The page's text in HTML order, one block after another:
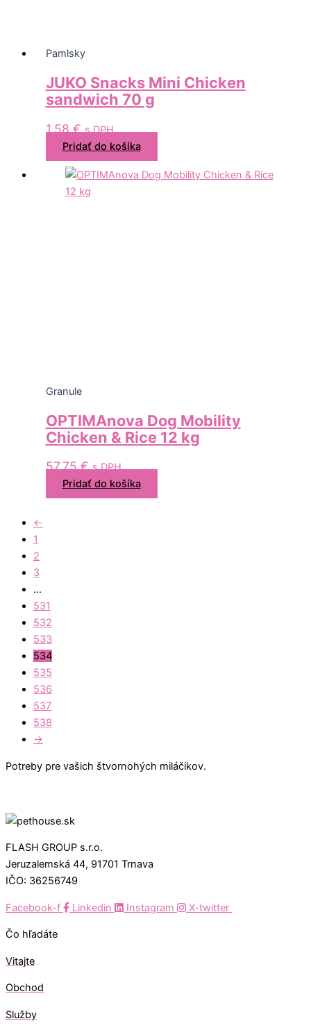
Pamlsky
JUKO Snacks Mini Chicken
sandwich 70 g
1,58€ s DPH
Pridať do košíka
Granule
OPTIMAnova Dog Mobility
Chicken & Rice 12 kg
57,75€ s DPH
Pridať do košíka
←
1
2
3
…
531
532
533
534
535
536
537
538
→
Potreby pre vašich štvornohých miláčikov.
FLASH GROUP s.r.o.
Jeruzalemská 44, 91701 Trnava
IČO: 36256749
Facebook-f Linkedin Instagram X-twitter
Čo hľadáte
Vitajte
Obchod
Služby